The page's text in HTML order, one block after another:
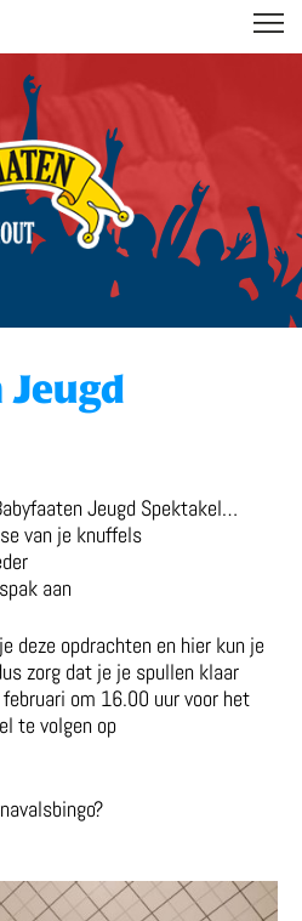
Jeugd Spektakel…
van je knuffels
aan
deze opdrachten en hier kun je
zorg dat je je spullen klaar
om 16.00 uur voor het
te volgen op